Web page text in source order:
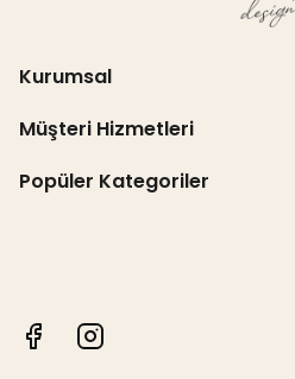
Kurumsal
Müşteri Hizmetleri
Popüler Kategoriler